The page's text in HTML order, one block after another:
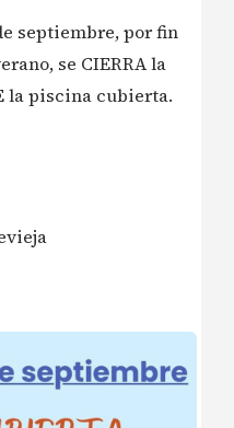
septiembre, por fin
se CIERRA la
la piscina cubierta.